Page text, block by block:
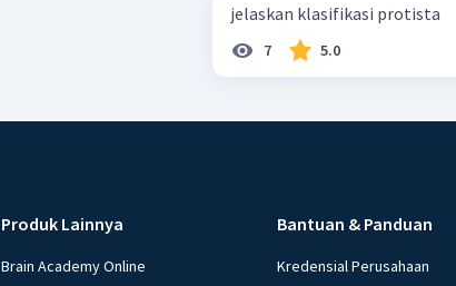
jelaskan klasifikasi protista
7 5.0
Produk Lainnya
Brain Academy Online
Bantuan & Panduan
Kredensial Perusahaan